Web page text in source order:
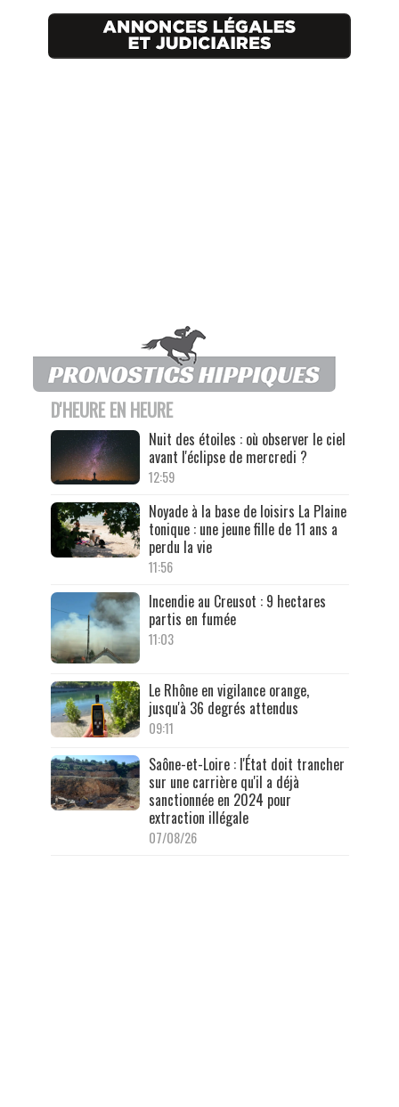
D'HEURE EN HEURE
Nuit des étoiles : où observer le ciel
avant l'éclipse de mercredi ?
12:59
Noyade à la base de loisirs La Plaine
tonique : une jeune fille de 11 ans a
perdu la vie
11:56
Incendie au Creusot : 9 hectares
partis en fumée
11:03
Le Rhône en vigilance orange,
jusqu'à 36 degrés attendus
09:11
Saône-et-Loire : l'État doit trancher
sur une carrière qu'il a déjà
sanctionnée en 2024 pour
extraction illégale
07/08/26